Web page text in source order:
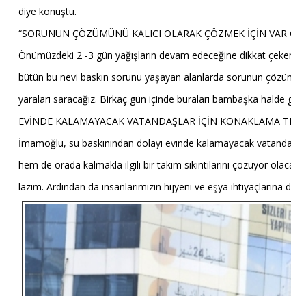
diye konuştu.
“SORUNUN ÇÖZÜMÜNÜ KALICI OLARAK ÇÖZMEK İÇİN VAR
Önümüzdeki 2 -3 gün yağışların devam edeceğine dikkat
bütün bu nevi baskın sorunu yaşayan alanlarda sorunun
yaraları saracağız. Birkaç gün içinde buraları bambaşka
EVİNDE KALAMAYACAK VATANDAŞLAR İÇİN KONAKLAMA
İmamoğlu, su baskınından dolayı evinde kalamayacak
hem de orada kalmakla ilgili bir takım sıkıntılarını çözüyor
lazım. Ardından da insanlarımızın hijyeni ve eşya